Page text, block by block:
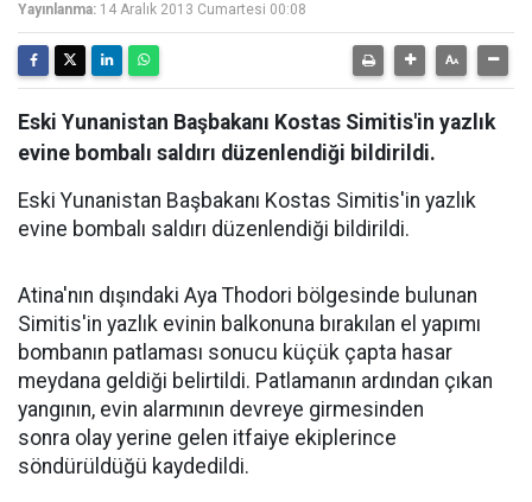
Yayınlanma: 14 Aralık 2013 Cumartesi 00:08
Eski Yunanistan Başbakanı Kostas Simitis'in yazlık
evine bombalı saldırı düzenlendiği bildirildi.
Eski Yunanistan Başbakanı Kostas Simitis'in yazlık
evine bombalı saldırı düzenlendiği bildirildi.
Atina'nın dışındaki Aya Thodori bölgesinde bulunan
Simitis'in yazlık evinin balkonuna bırakılan el yapımı
bombanın patlaması sonucu küçük çapta hasar
meydana geldiği belirtildi. Patlamanın ardından çıkan
yangının, evin alarmının devreye girmesinden
sonra olay yerine gelen itfaiye ekiplerince
söndürüldüğü kaydedildi.